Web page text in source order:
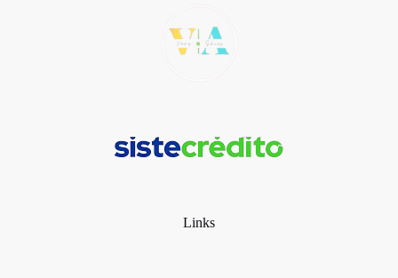
Links